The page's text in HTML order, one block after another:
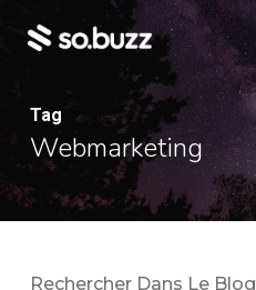
main
Tag
Webmarketing
Rechercher Dans Le Blog